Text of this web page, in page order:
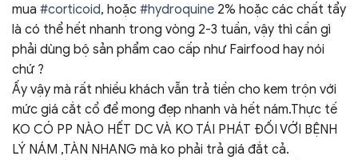
mua #corticoid, hoặc #hydroquine 2% hoặc các chất tẩy
là có thể hết nhanh trong vòng 2-3 tuần, vậy thì cần gì
phải dùng bộ sản phẩm cao cấp như Fairfood hay nói
chứ ?
Ấy vậy mà rất nhiều khách vẫn trả tiền cho kem trộn với
mức giá cắt cổ để mong đẹp nhanh và hết nám.Thực tế
KO CÓ PP NÀO HẾT DC VÀ KO TÁI PHÁT ĐỐI VỚI BỆNH
LÝ NÁM ,TÀN NHANG mà ko phải trả giá đắt cả.